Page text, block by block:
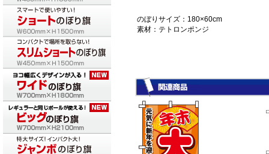
のぼりサイズ：180×60cm
素材：テトロンポンジ